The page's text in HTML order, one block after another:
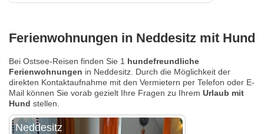
Ferienwohnungen in Neddesitz mit Hund
Bei Ostsee-Reisen finden Sie 1 hundefreundliche
Ferienwohnungen in Neddesitz. Durch die Möglichkeit der
direkten Kontaktaufnahme mit den Vermietern per Telefon oder E-
Mail können Sie vorab gezielt Ihre Fragen zu Ihrem Urlaub mit
Hund stellen.
Neddesitz